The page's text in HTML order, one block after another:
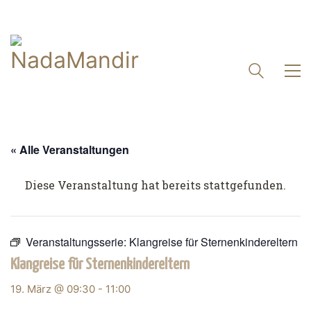
« Alle Veranstaltungen
Diese Veranstaltung hat bereits stattgefunden.
Veranstaltungsserie: Klangreise für Sternenkindereltern
Klangreise für Sternenkindereltern
19. März @ 09:30 - 11:00